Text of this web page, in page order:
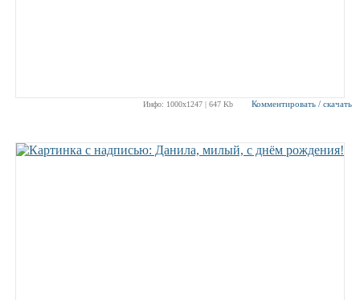
Инфо: 1000х1247 | 647 Kb Комментировать / скачать